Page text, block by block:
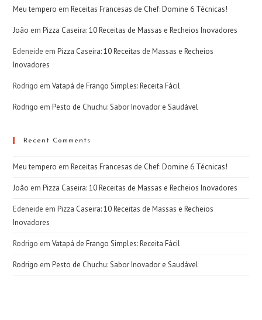
Meu tempero emReceitas Francesas de Chef: Domine 6 Técnicas!
João emPizza Caseira: 10 Receitas de Massas e Recheios Inovadores
Edeneide emPizza Caseira: 10 Receitas de Massas e Recheios
Inovadores
Rodrigo emVatapá de Frango Simples: Receita Fácil
Rodrigo emPesto de Chuchu: Sabor Inovador e Saudável
Recent Comments
Meu tempero emReceitas Francesas de Chef: Domine 6 Técnicas!
João emPizza Caseira: 10 Receitas de Massas e Recheios Inovadores
Edeneide emPizza Caseira: 10 Receitas de Massas e Recheios
Inovadores
Rodrigo emVatapá de Frango Simples: Receita Fácil
Rodrigo emPesto de Chuchu: Sabor Inovador e Saudável